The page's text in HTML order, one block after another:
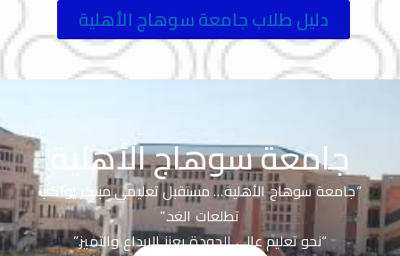
دليل طلاب جامعة سوهاج الأهلية
جامعة سوهاج الأهلية
“جامعة سوهاج الأهلية… مستقبل تعليمي مبتكر يواكب
تطلعات الغد.”
“نحو تعليم عالي الجودة يعزز الإبداع والتميز.”